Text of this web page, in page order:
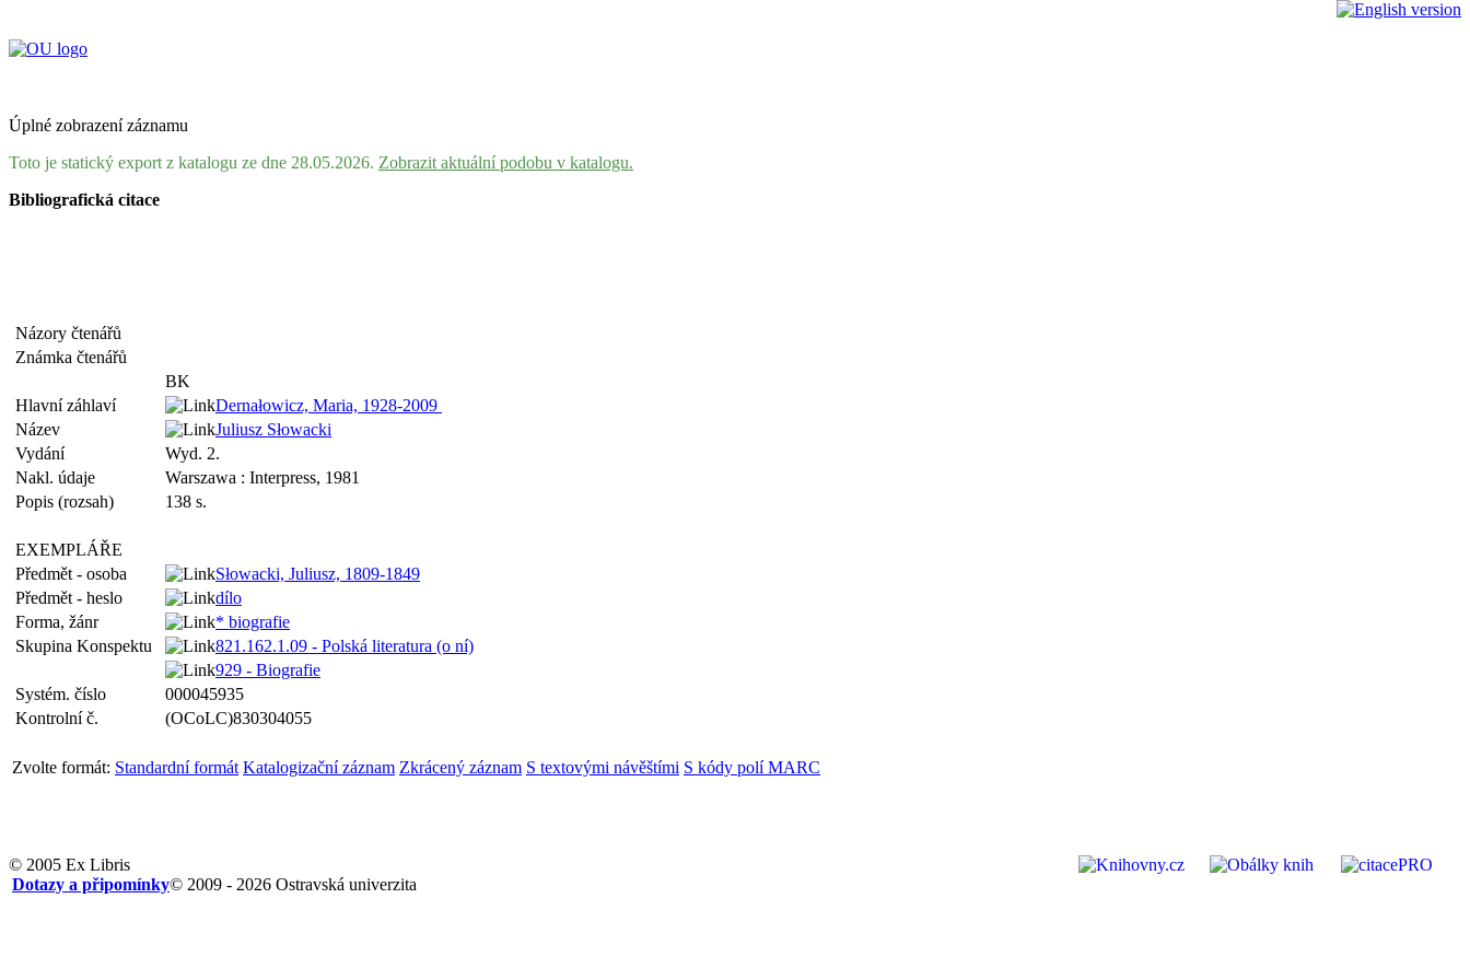
Úplné zobrazení záznamu
Toto je statický export z katalogu ze dne 28.05.2026. Zobrazit aktuální podobu v katalogu.
Bibliografická citace
Názory čtenářů
Známka čtenářů
BK
Hlavní záhlaví
Dernałowicz, Maria, 1928-2009
Název
Juliusz Słowacki
Vydání
Wyd. 2.
Nakl. údaje
Warszawa : Interpress, 1981
Popis (rozsah)
138 s.
EXEMPLÁŘE
Předmět - osoba
Słowacki, Juliusz, 1809-1849
Předmět - heslo
dílo
Forma, žánr
* biografie
Skupina Konspektu
821.162.1.09 - Polská literatura (o ní)
929 - Biografie
Systém. číslo
000045935
Kontrolní č.
(OCoLC)830304055
Zvolte formát: Standardní formát Katalogizační záznam Zkrácený záznam S textovými návěštími S kódy polí MARC
© 2005 Ex Libris
© 2009 - 2026 Ostravská univerzita
Dotazy a připomínky